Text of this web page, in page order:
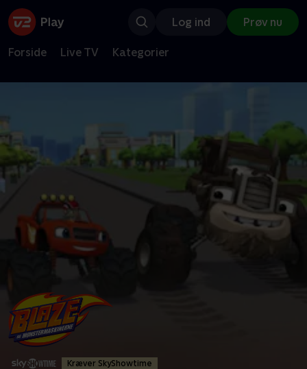
Log ind Prøv nu
Forside Live TV Kategorier
Kræver SkyShowtime